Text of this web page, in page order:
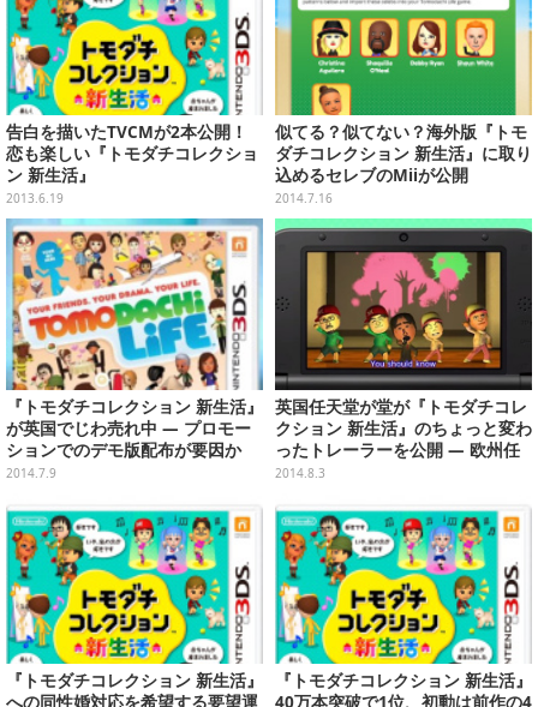
告白を描いたTVCMが2本公開！
恋も楽しい『トモダチコレクショ
ン 新生活』
2013.6.19
似てる？似てない？海外版『トモ
ダチコレクション 新生活』に取り
込めるセレブのMiiが公開
2014.7.16
『トモダチコレクション 新生活』
が英国でじわ売れ中 ― プロモー
ションでのデモ版配布が要因か
2014.7.9
英国任天堂が堂が『トモダチコレ
クション 新生活』のちょっと変わ
ったトレーラーを公開 ― 欧州任
天堂社長のMiiが歌って踊る
2014.8.3
『トモダチコレクション 新生活』
への同性婚対応を希望する要望運
『トモダチコレクション 新生活』
40万本突破で1位、初動は前作の4